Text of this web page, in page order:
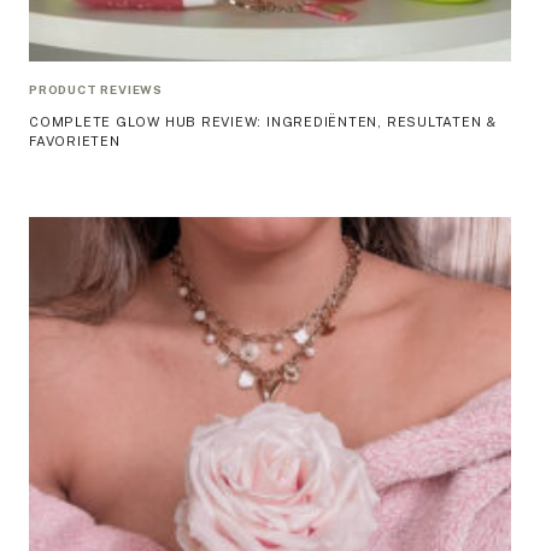
PRODUCT REVIEWS
COMPLETE GLOW HUB REVIEW: INGREDIËNTEN, RESULTATEN &
FAVORIETEN